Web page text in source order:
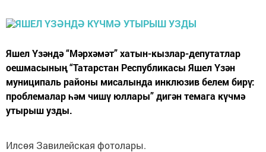
Яшел Үзәндә “Мәрхәмәт” хатын-кызлар-депутатлар
оешмасының “Татарстан Республикасы Яшел Үзән
муниципаль районы мисалында инклюзив белем бирү:
проблемалар һәм чишү юллары” дигән темага күчмә
утырыш узды.
Илсөя Завилейская фотолары.